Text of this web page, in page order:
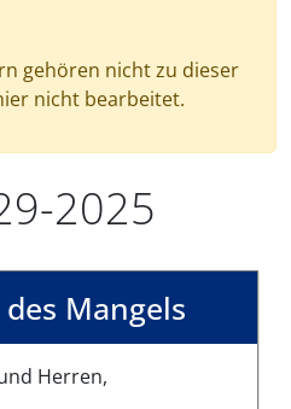
gehören nicht zu dieser
nicht bearbeitet.
2025
Mangels
Herren,